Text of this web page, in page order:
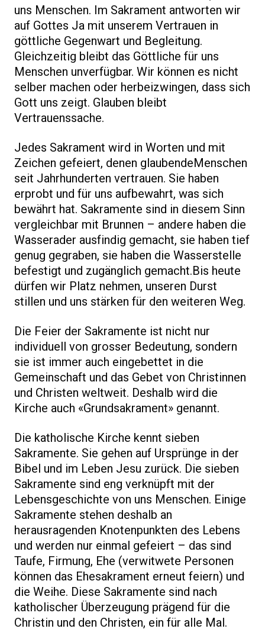
uns Menschen. Im Sakrament antworten wir
auf Gottes Ja mit unserem Vertrauen in
göttliche Gegenwart und Begleitung.
Gleichzeitig bleibt das Göttliche für uns
Menschen unverfügbar. Wir können es nicht
selber machen oder herbeizwingen, dass sich
Gott uns zeigt. Glauben bleibt
Vertrauenssache.
Jedes Sakrament wird in Worten und mit
Zeichen gefeiert, denen glaubendeMenschen
seit Jahrhunderten vertrauen. Sie haben
erprobt und für uns aufbewahrt, was sich
bewährt hat. Sakramente sind in diesem Sinn
vergleichbar mit Brunnen – andere haben die
Wasserader ausfindig gemacht, sie haben tief
genug gegraben, sie haben die Wasserstelle
befestigt und zugänglich gemacht.Bis heute
dürfen wir Platz nehmen, unseren Durst
stillen und uns stärken für den weiteren Weg.
Die Feier der Sakramente ist nicht nur
individuell von grosser Bedeutung, sondern
sie ist immer auch eingebettet in die
Gemeinschaft und das Gebet von Christinnen
und Christen weltweit. Deshalb wird die
Kirche auch «Grundsakrament» genannt.
Die katholische Kirche kennt sieben
Sakramente. Sie gehen auf Ursprünge in der
Bibel und im Leben Jesu zurück. Die sieben
Sakramente sind eng verknüpft mit der
Lebensgeschichte von uns Menschen. Einige
Sakramente stehen deshalb an
herausragenden Knotenpunkten des Lebens
und werden nur einmal gefeiert – das sind
Taufe, Firmung, Ehe (verwitwete Personen
können das Ehesakrament erneut feiern) und
die Weihe. Diese Sakramente sind nach
katholischer Überzeugung prägend für die
Christin und den Christen, ein für alle Mal.